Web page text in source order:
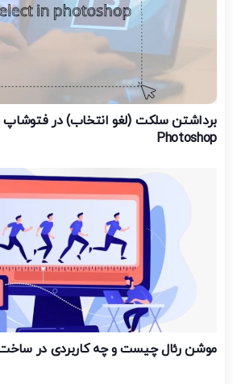
Photoshop
موشن رئال چیست و چه کاربردی در ساخت